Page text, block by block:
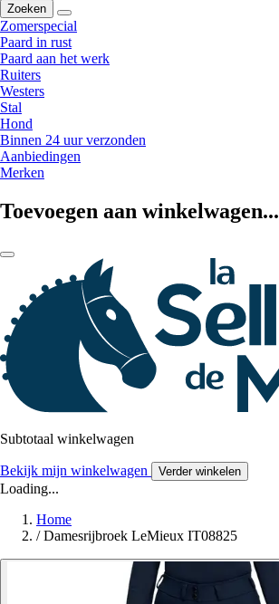
Zoeken
Zomerspecial
Paard in rust
Paard aan het werk
Ruiters
Westers
Stal
Hond
Binnen 24 uur verzonden
Aanbiedingen
Merken
Toevoegen aan winkelwagen...
Subtotaal winkelwagen
Bekijk mijn winkelwagen Verder winkelen
Loading...
Home
/ Damesrijbroek LeMieux IT08825